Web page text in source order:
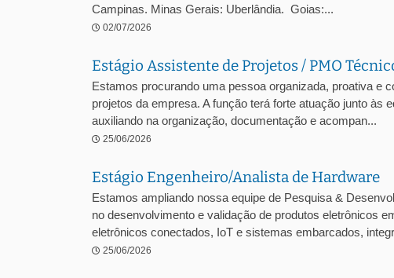
Campinas. Minas Gerais: Uberlândia. Goias:...
02/07/2026
Estágio Assistente de Projetos / PMO
Estamos procurando uma pessoa organizada, proativa e
projetos da empresa. A função terá forte atuação junto às
auxiliando na organização, documentação e acompan...
25/06/2026
Estágio Engenheiro/Analista de Hardware
Estamos ampliando nossa equipe de Pesquisa &
no desenvolvimento e validação de produtos eletrônicos
eletrônicos conectados, IoT e sistemas embarcados,
25/06/2026